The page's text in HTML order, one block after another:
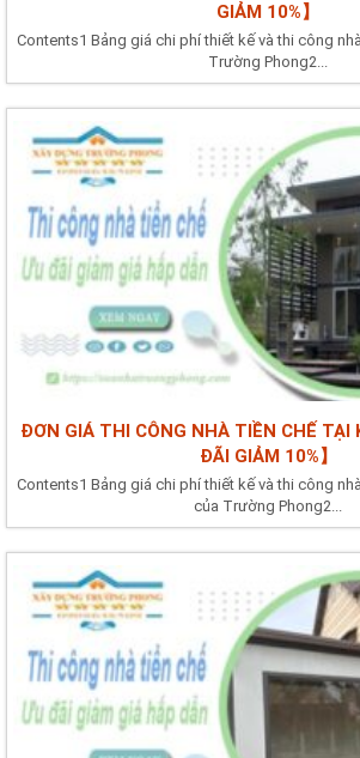
GIẢM 10%】
Contents1 Bảng giá chi phí thiết kế và thi công
Trường Phong2...
ĐƠN GIÁ THI CÔNG NHÀ TIỀN CHẾ TẠI
ĐÃI GIẢM 10%】
Contents1 Bảng giá chi phí thiết kế và thi công
của Trường Phong2...